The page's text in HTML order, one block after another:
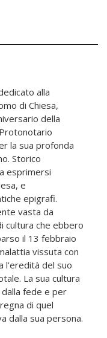
alla
di Chiesa,
della
la sua profonda
Storico
esprimersi
e
epigrafi.
vasta da
cultura che ebbero
il 13 febbraio
vissuta con
l'eredità del suo
La sua cultura
fede e per
di quel
dalla sua persona.